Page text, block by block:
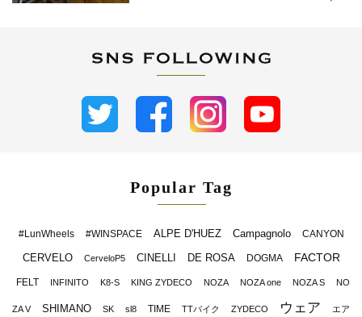
Popular Tag
#LunWheels #WINSPACE ALPE D'HUEZ Campagnolo CANYON
CERVELO CerveloP5 CINELLI DE ROSA DOGMA FACTOR
FELT INFINITO K8-S KING ZYDECO NOZA NOZA one NOZA S NO
ZA V SHIMANO SK sl8 TIME TTバイク ZYDECO ウェア エア